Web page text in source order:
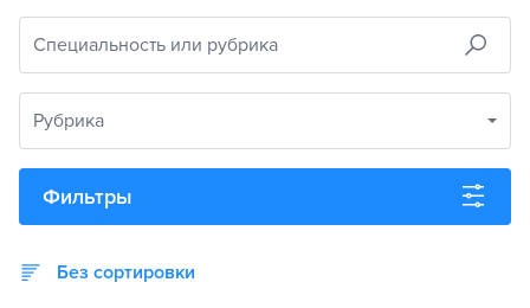
Специальность или рубрика
Рубрика
Фильтры
Без сортировки